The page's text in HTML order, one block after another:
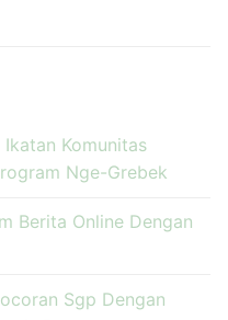
Komunitas
Nge-Grebek
Berita Online Dengan
Sgp Dengan